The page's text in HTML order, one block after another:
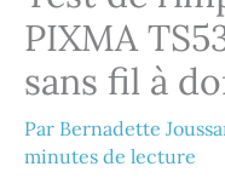
PIXMA
sans fil à
Par Bernadette
minutes de lecture